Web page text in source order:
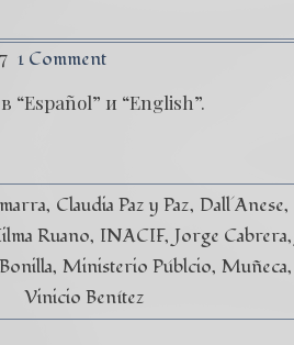
1 Comment
“Español” и “English”.
Claudia Paz y Paz Dall´Anese
Ruano INACIF Jorge Cabrera
Ministerio Públcio Muñeca
Vinicio Benítez